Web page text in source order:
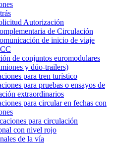
Autorización
de Circulación
de inicio de viaje
de conjuntos euromodulares
y dúo-trailers)
para tren turístico
para pruebas o ensayos de
extraordinarios
para circular en fechas con
para circulación
con nivel rojo
de la vía